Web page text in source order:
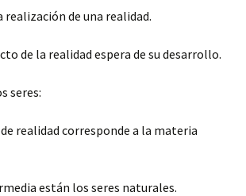
realización de una realidad.
de la realidad espera de su desarrollo.
seres:
realidad corresponde a la materia
están los seres naturales.